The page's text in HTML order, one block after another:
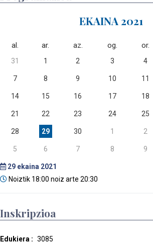
EKAINA 2021
al. ar. az. og. or.
31 1 2 3 4
7 8 9 10 11
14 15 16 17 18
21 22 23 24 25
28 29 30 1 2
5 6 7 8 9
29 ekaina 2021
Noiztik 18:00 noiz arte 20:30
Inskripzioa
Edukiera : 3085